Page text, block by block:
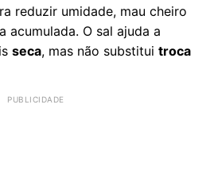
reduzir umidade, mau cheiro
acumulada. O sal ajuda a
seca, mas não substitui troca